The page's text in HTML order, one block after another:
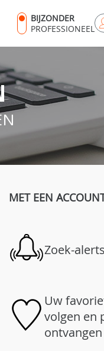
BIJZONDER
PROFESSIONEEL
MET EEN
Zoek-
Uw
volgen en
ontvangen